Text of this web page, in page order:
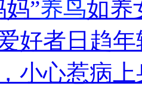
闹非凡 减压"枕头大战"
”养鸟如养
好者日趋
，小心惹病